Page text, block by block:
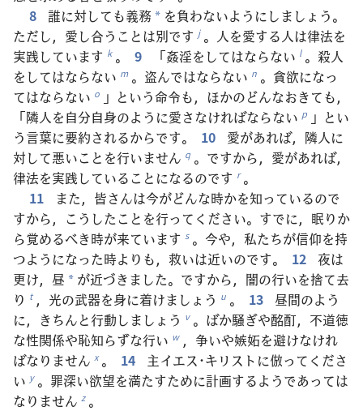
8 誰に対しても義務 * を負わないようにしましょう。
ただし，愛し合うことは別です j 。人を愛する人は律法を
実践しています k 。 9 「姦淫をしてはならない l 。殺人
をしてはならない m 。盗んではならない n 。貪欲になっ
てはならない o 」という命令も，ほかのどんなおきても，
「隣人を自分自身のように愛さなければならない p 」とい
う言葉に要約されるからです。
10
愛があれば，隣人に
対して悪いことを行いません q 。ですから，愛があれば，
律法を実践していることになるのです r 。
11
また，皆さんは今がどんな時かを知っているので
すから，こうしたことを行ってください。すでに，眠りか
ら覚めるべき時が来ています s 。今や，私たちが信仰を持
つようになった時よりも，救いは近いのです。
12
夜は
更け，昼 * が近づきました。ですから，闇の行いを捨て去
り t ，光の武器を身に着けましょう u 。 13
昼間のよう
に，きちんと行動しましょう v 。ばか騒ぎや酩酊，不道徳
な性関係や恥知らずな行い w ，争いや嫉妬を避けなけれ
ばなりません x 。 14
主イエス･キリストに倣ってくださ
い y 。罪深い欲望を満たすために計画するようであっては
なりません z 。